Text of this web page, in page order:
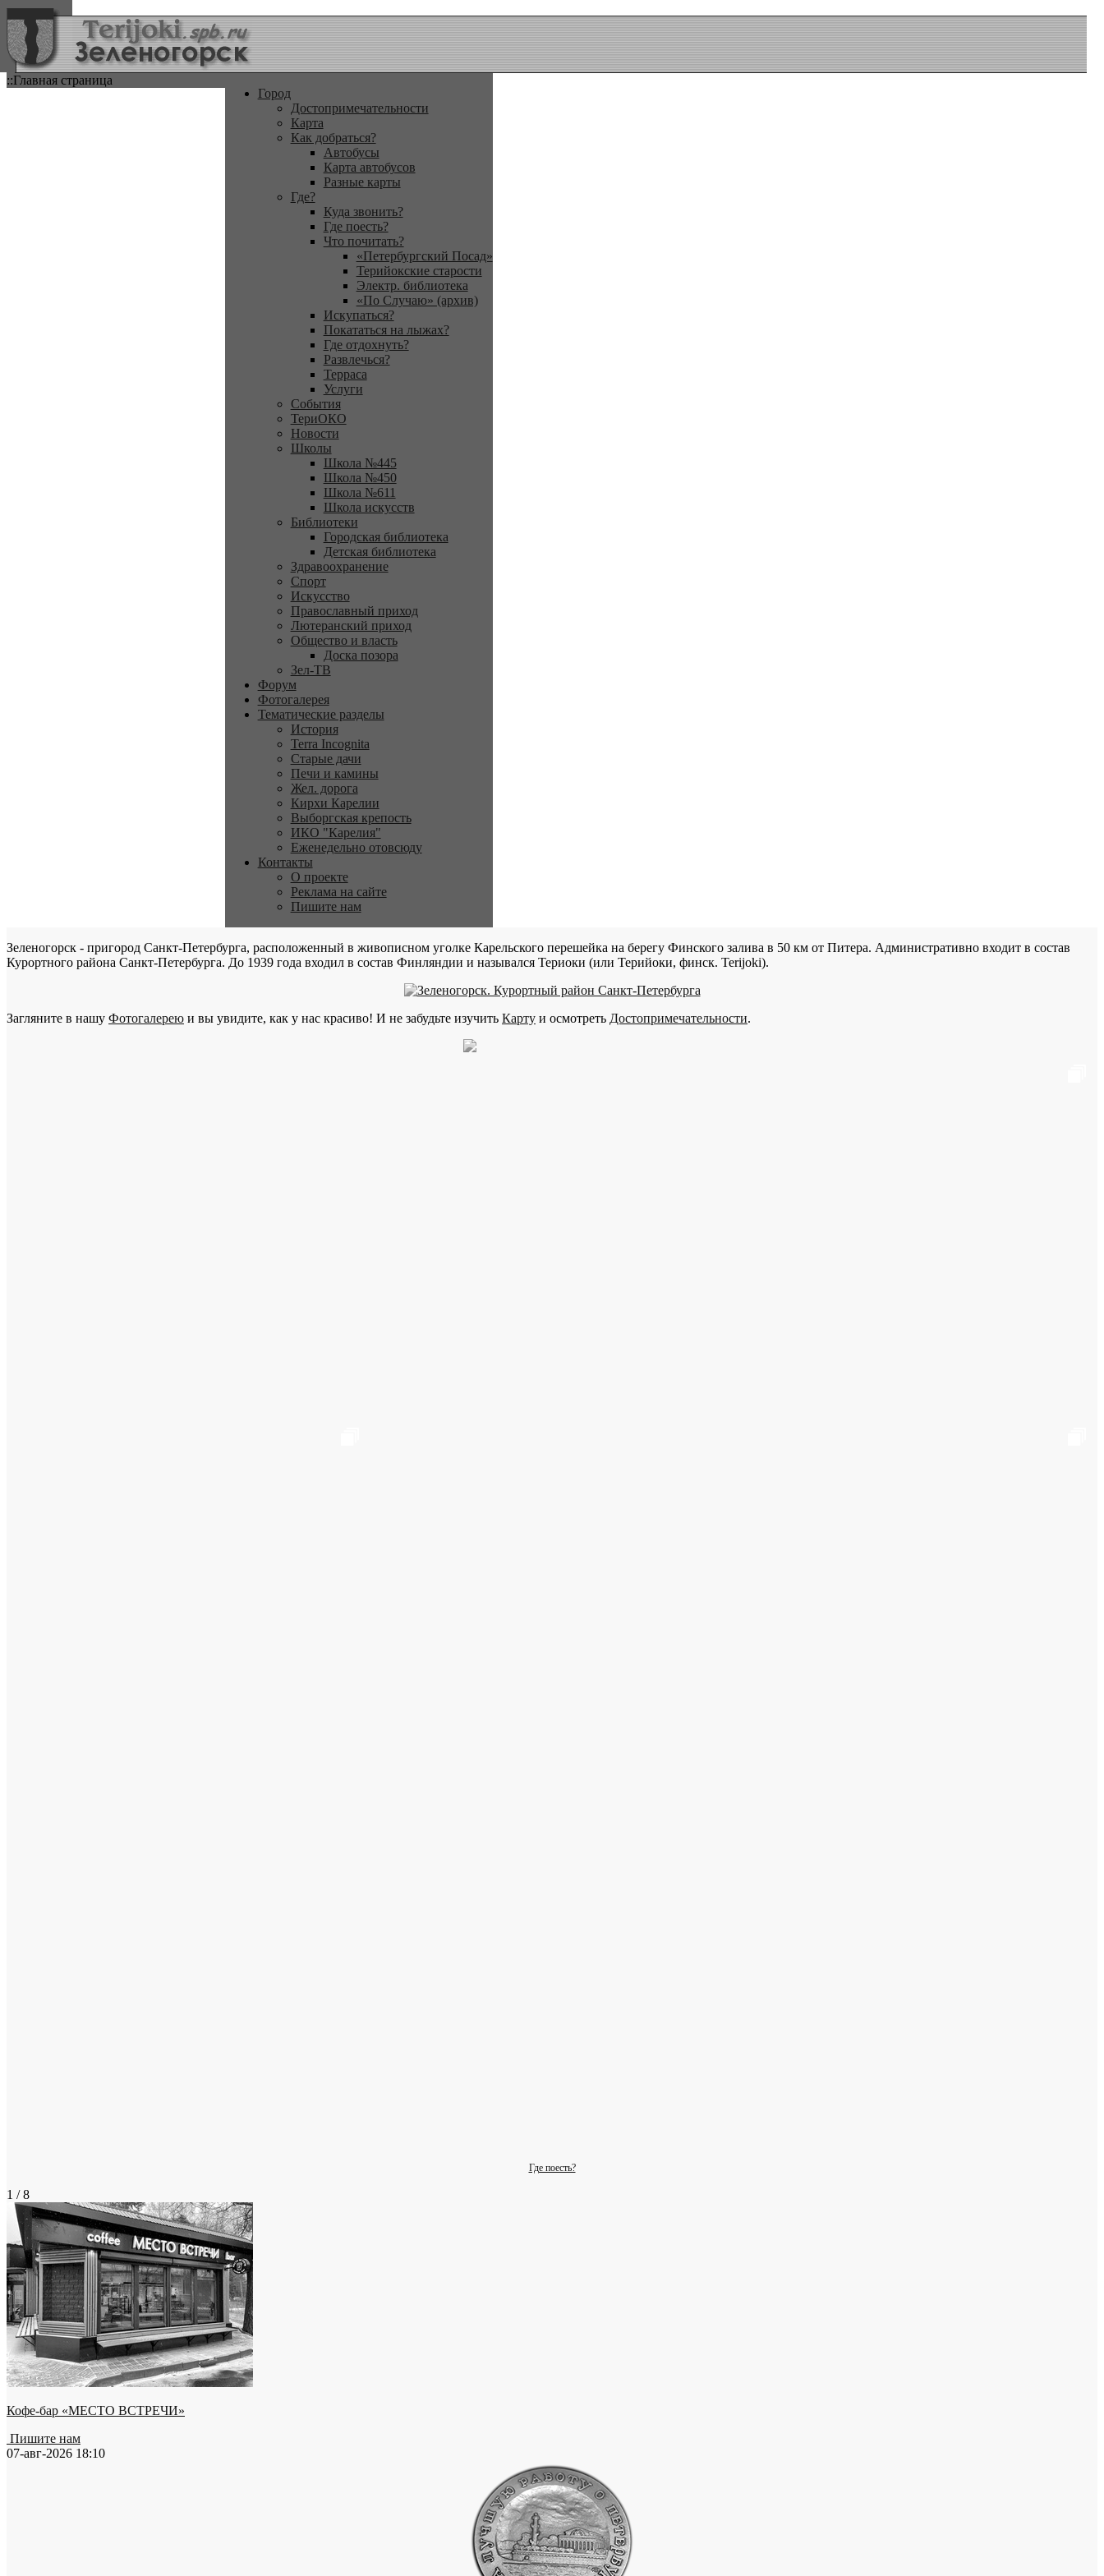
::Главная страница
Город
Достопримечательности
Карта
Как добраться?
Автобусы
Карта автобусов
Разные карты
Где?
Куда звонить?
Где поесть?
Что почитать?
«Петербургский Посад»
Терийокские старости
Электр. библиотека
«По Случаю» (архив)
Искупаться?
Покататься на лыжах?
Где отдохнуть?
Развлечься?
Терраса
Услуги
События
ТериОКО
Новости
Школы
Школа №445
Школа №450
Школа №611
Школа искусств
Библиотеки
Городская библиотека
Детская библиотека
Здравоохранение
Спорт
Искусство
Православный приход
Лютеранский приход
Общество и власть
Доска позора
Зел-ТВ
Форум
Фотогалерея
Тематические разделы
История
Terra Incognita
Старые дачи
Печи и камины
Жел. дорога
Кирхи Карелии
Выборгская крепость
ИКО "Карелия"
Еженедельно отовсюду
Контакты
О проекте
Реклама на сайте
Пишите нам
Зеленогорск - пригород Санкт-Петербурга, расположенный в живописном уголке Карельского перешейка на берегу Финского залива в 50 км от Питера. Административно входит в состав
Курортного района Санкт-Петербурга. До 1939 года входил в состав Финляндии и назывался Териоки (или Терийоки, финск. Terijoki).
Загляните в нашу Фотогалерею и вы увидите, как у нас красиво! И не забудьте изучить Карту и осмотреть Достопримечательности.
Где поесть?
1 / 8
Кофе-бар «МЕСТО ВСТРЕЧИ»
Пишите нам
07-авг-2026 18:10